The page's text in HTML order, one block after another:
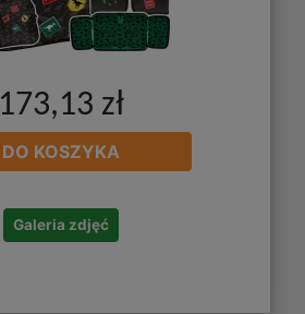
173,13 zł
DO KOSZYKA
Galeria zdjęć